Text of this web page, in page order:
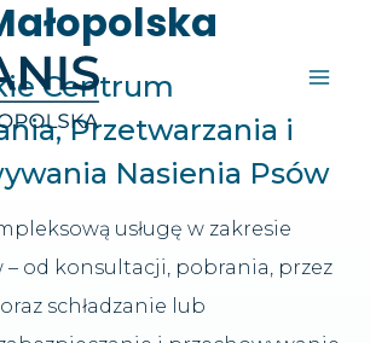
Centrum
Przetwarzania i
Nasienia Psów
usługę w zakresie
– od konsultacji, pobrania, przez
schładzanie lub